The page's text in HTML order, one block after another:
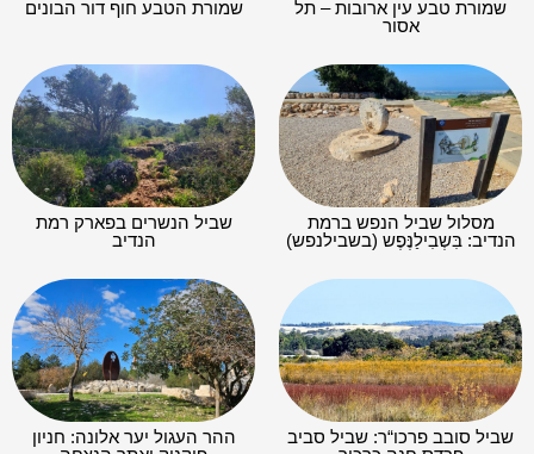
שמורת טבע עין ארובות – תל
אסור
שמורת הטבע חוף דור הבונים
מסלול שביל הנפש ברמת
הנדיב: בִּשְבִילַנֶּפֶש (בשבילנפש)
שביל הנשרים בפארק רמת
הנדיב
שביל סובב פרכו“ר: שביל סביב
ההר העגול יער אלונה: חניון